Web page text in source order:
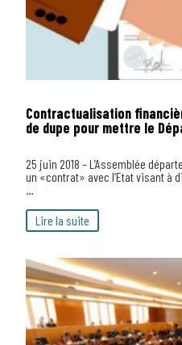
Contractualisation
de dupe pour mettre le
25 juin 2018 – L’Assemblée
un «contrat» avec l’Etat visant à
…
Lire la suite